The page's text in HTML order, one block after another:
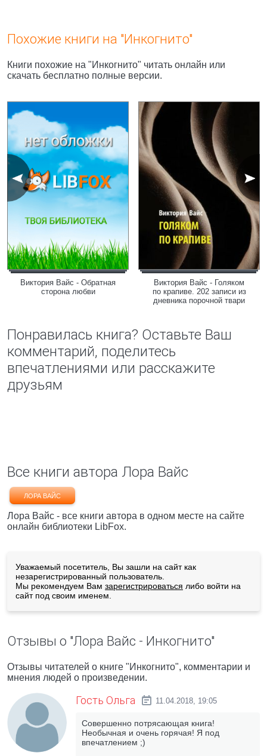
Похожие книги на "Инкогнито"
Книги похожие на "Инкогнито" читать онлайн или
скачать бесплатно полные версии.
Виктория Вайс - Обратная
сторона любви
Виктория Вайс - Голяком
по крапиве. 202 записи из
дневника порочной твари
Понравилась книга? Оставьте Ваш
комментарий, поделитесь
впечатлениями или расскажите
друзьям
Все книги автора Лора Вайс
ЛОРА ВАЙС
Лора Вайс - все книги автора в одном месте на сайте
онлайн библиотеки LibFox.
Уважаемый посетитель, Вы зашли на сайт как
незарегистрированный пользователь.
Мы рекомендуем Вам зарегистрироваться либо войти на
сайт под своим именем.
Отзывы о "Лора Вайс - Инкогнито"
Отзывы читателей о книге "Инкогнито", комментарии и
мнения людей о произведении.
Гость Ольга 11.04.2018, 19:05
Совершенно потрясающая книга!
Необычная и очень горячая! Я под
впечатлением ;)